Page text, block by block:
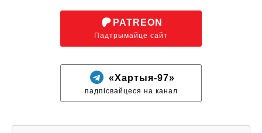
PATREON
Падтрымайце сайт
«Хартыя-97»
падпісвайцеся на канал